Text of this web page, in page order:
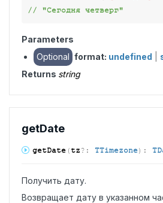
// "Сегодня четверг"
Parameters
Optional format: undefined
Returns string
getDate
getDate (tz?: TTimezone) :
Получить дату.
Возвращает дату в указанном